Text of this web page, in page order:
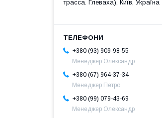
трасса. Глеваха), Київ, Україна
+380 (93) 909-98-55
Менеджер Олександр
+380 (67) 964-37-34
Менеджер Петро
+380 (99) 079-43-69
Менеджер Олександр